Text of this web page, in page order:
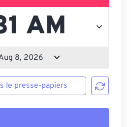
le presse-papiers